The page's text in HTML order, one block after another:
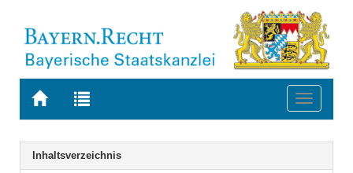
Zur
BAYERN.RECHT
Zur
letzten
Suche
Toggle
Navigation
Inhaltsverzeichnis